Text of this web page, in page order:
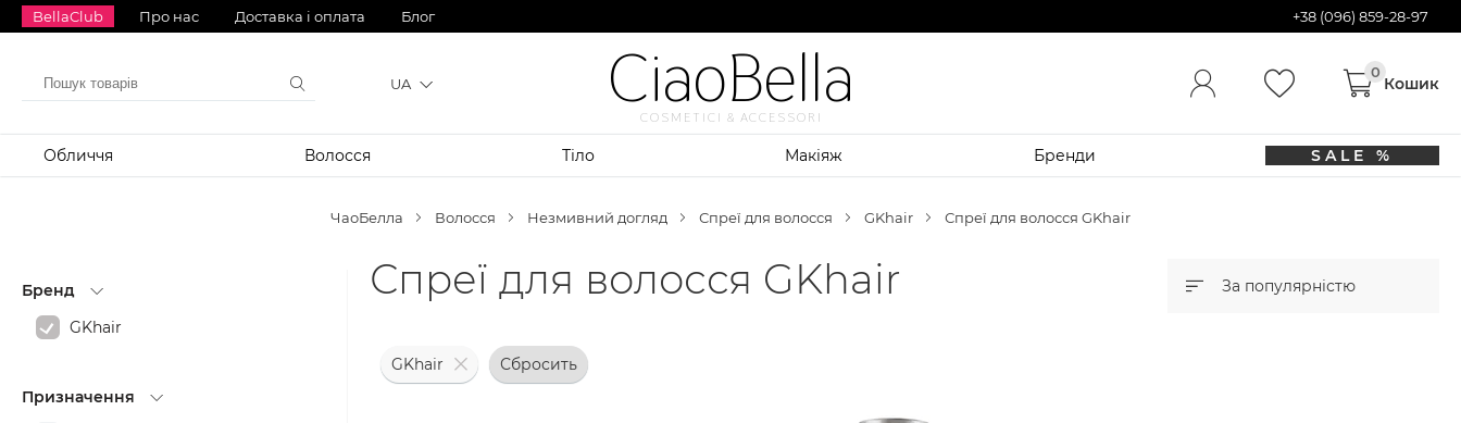
BellaClub Про нас Доставка і оплата Блог +38 (096) 859-28-97
UA CiaoBella
COSMETICI & ACCESSORI
Обличчя Волосся Тіло Макіяж Бренди SALE %
ЧаоБелла Волосся Незмивний догляд Спреї для волосся GKhair Спреї для волосся GKhair
Бренд
GKhair
Призначення
Спреї для волосся GKhair За популярністю
GKhair Сбросить